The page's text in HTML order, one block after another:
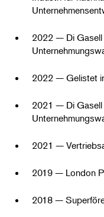
2022 — Di Gasell
2022 — Gelistet
2021 — Di Gasell
2021 —
2019 — London
2018 —